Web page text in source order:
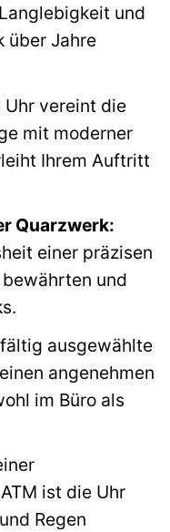
und
über Jahre
Uhr vereint die
mit moderner
Ihrem Auftritt
Quarzwerk:
einer präzisen
und
ausgewählte
angenehmen
im Büro als
ist die Uhr
Regen